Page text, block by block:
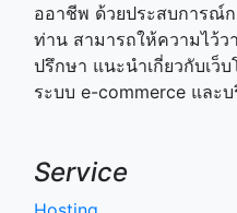
ออาชีพ ด้วยประสบการณ์ก
ท่าน สามารถให้ความไว้ว
ปรึกษา แนะนำเกี่ยวกับเว็
ระบบ e-commerce และ
Service